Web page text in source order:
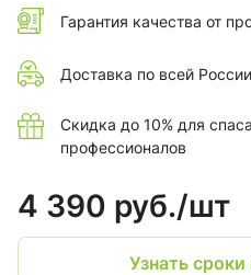
Гарантия качества от
Доставка по всей
Скидка до 10% для
профессионалов
4 390 руб./шт
Узнать сроки